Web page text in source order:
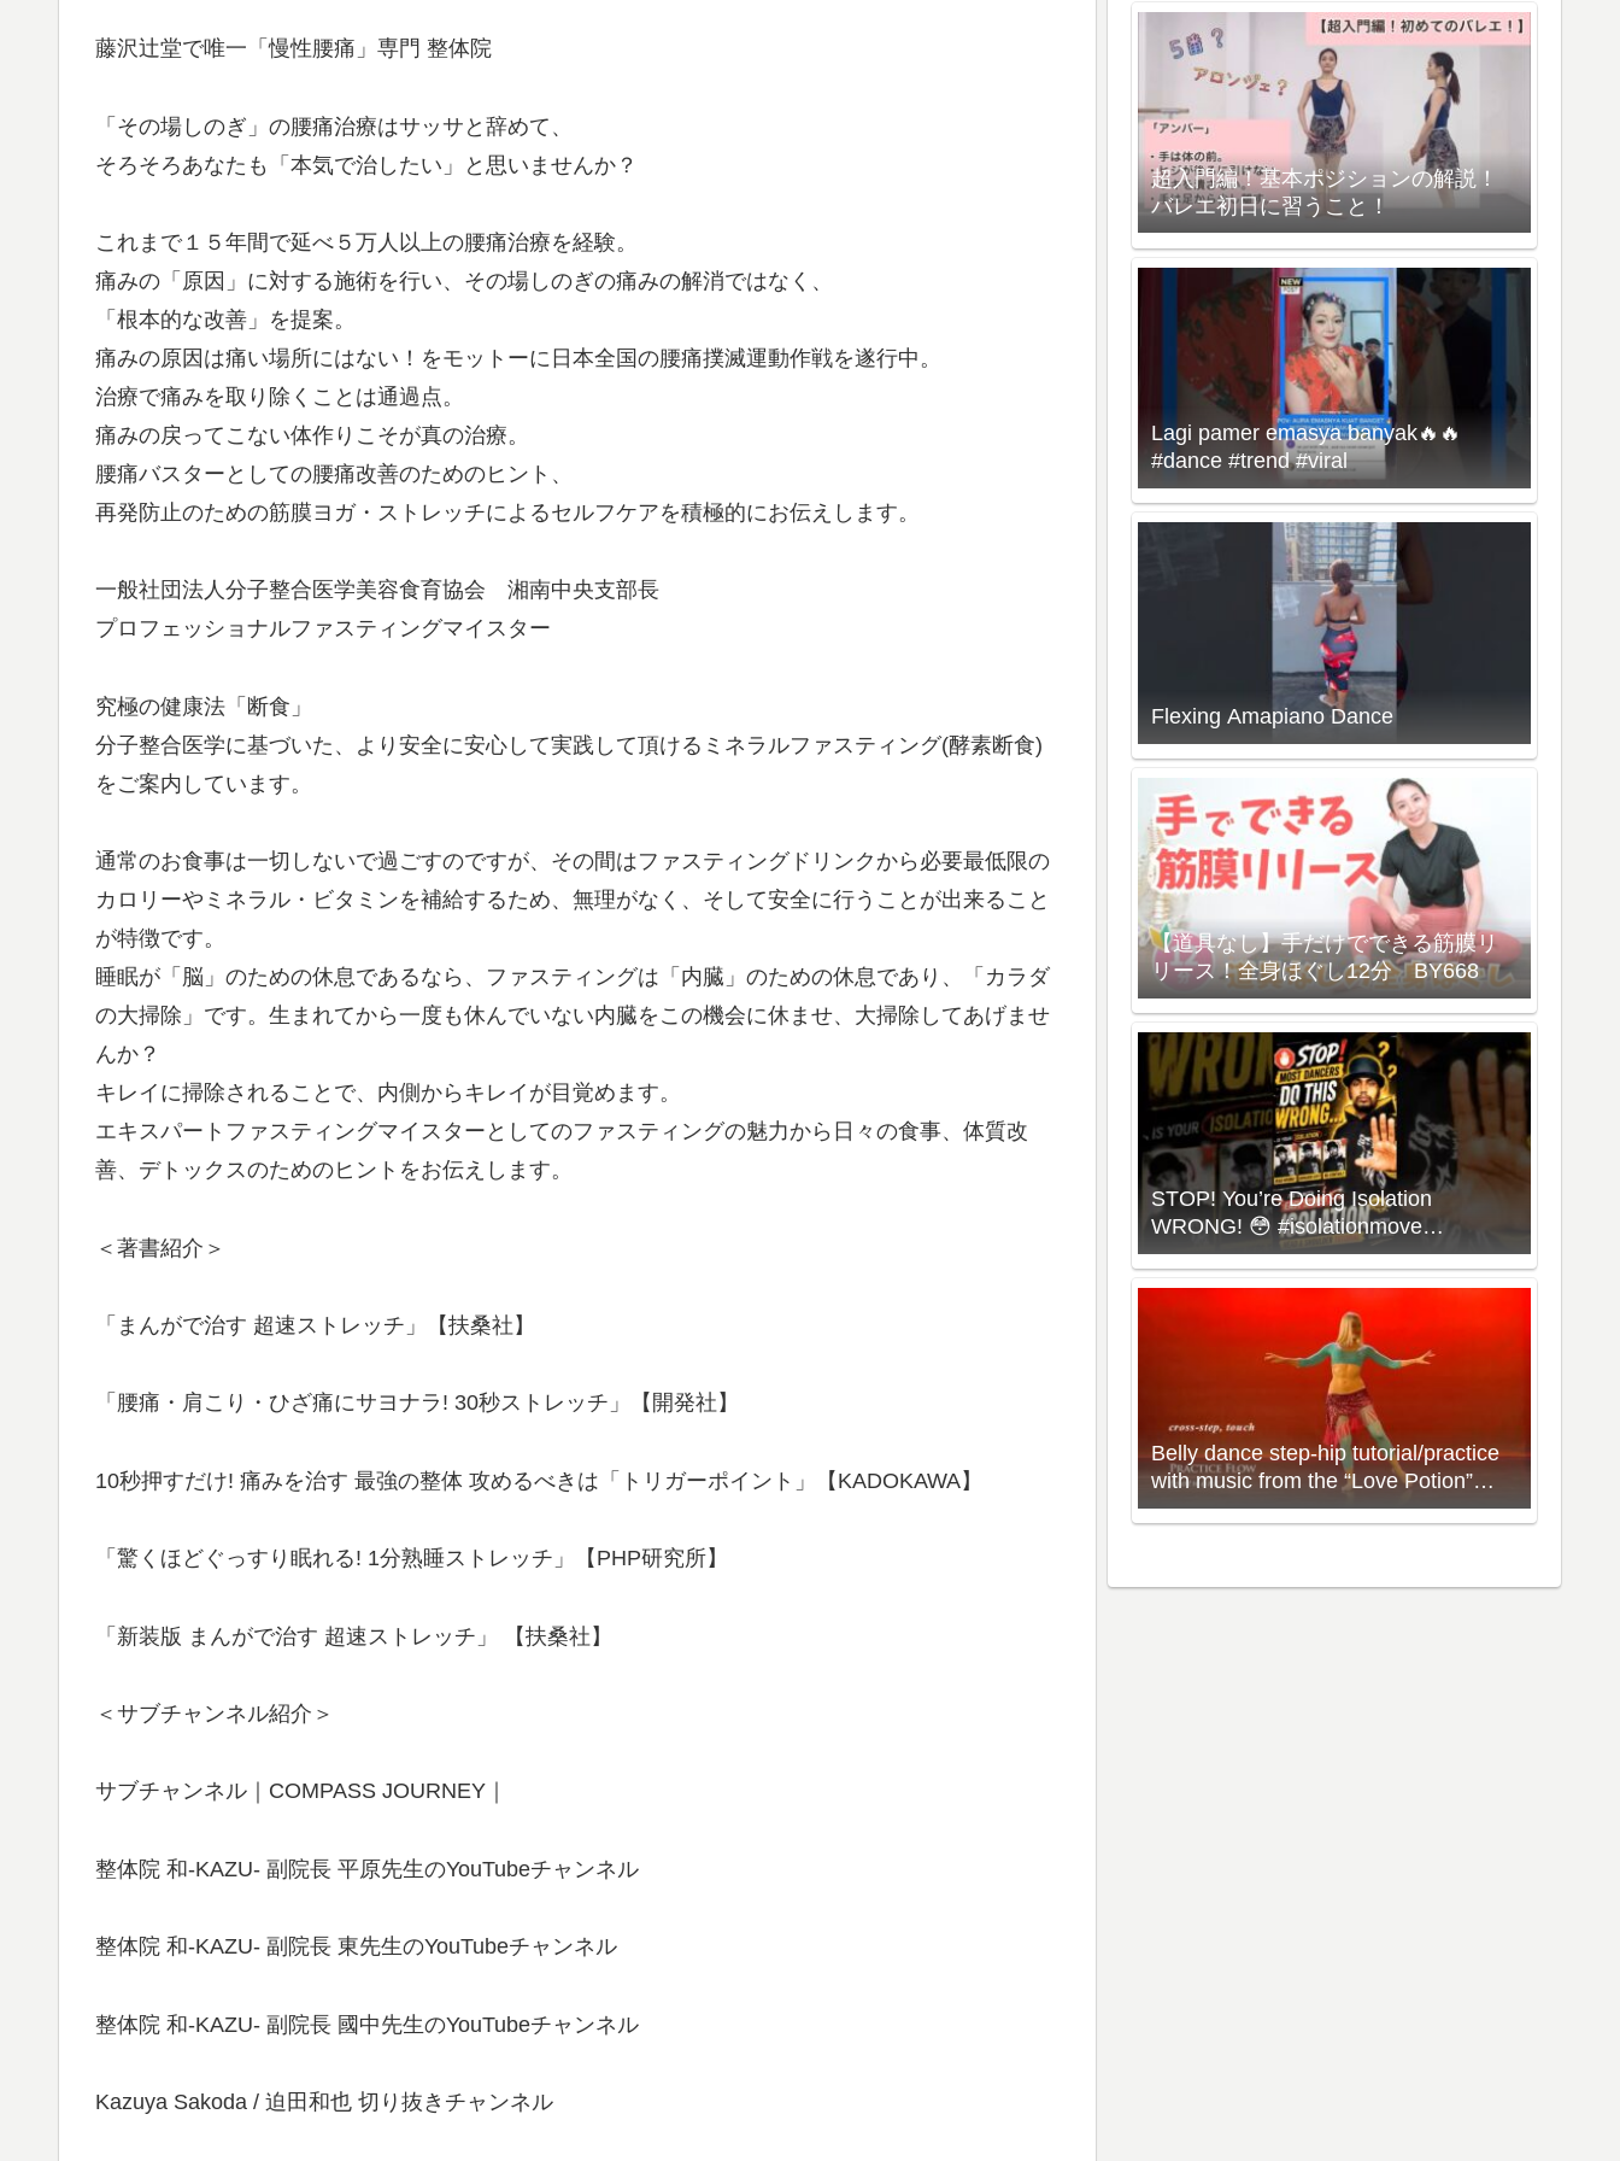
藤沢辻堂で唯一「慢性腰痛」専門 整体院
「その場しのぎ」の腰痛治療はサッサと辞めて、
そろそろあなたも「本気で治したい」と思いませんか？
これまで１５年間で延べ５万人以上の腰痛治療を経験。
痛みの「原因」に対する施術を行い、その場しのぎの痛みの解消ではなく、
「根本的な改善」を提案。
痛みの原因は痛い場所にはない！をモットーに日本全国の腰痛撲滅運動作戦を遂行中。
治療で痛みを取り除くことは通過点。
痛みの戻ってこない体作りこそが真の治療。
腰痛バスターとしての腰痛改善のためのヒント、
再発防止のための筋膜ヨガ・ストレッチによるセルフケアを積極的にお伝えします。
一般社団法人分子整合医学美容食育協会 湘南中央支部長
プロフェッショナルファスティングマイスター
究極の健康法「断食」
分子整合医学に基づいた、より安全に安心して実践して頂けるミネラルファスティング(酵素断食)
をご案内しています。
通常のお食事は一切しないで過ごすのですが、その間はファスティングドリンクから必要最低限の
カロリーやミネラル・ビタミンを補給するため、無理がなく、そして安全に行うことが出来ること
が特徴です。
睡眠が「脳」のための休息であるなら、ファスティングは「内臓」のための休息であり、「カラダ
の大掃除」です。生まれてから一度も休んでいない内臓をこの機会に休ませ、大掃除してあげませ
んか？
キレイに掃除されることで、内側からキレイが目覚めます。
エキスパートファスティングマイスターとしてのファスティングの魅力から日々の食事、体質改
善、デトックスのためのヒントをお伝えします。
＜著書紹介＞
「まんがで治す 超速ストレッチ」【扶桑社】
「腰痛・肩こり・ひざ痛にサヨナラ! 30秒ストレッチ」【開発社】
10秒押すだけ! 痛みを治す 最強の整体 攻めるべきは「トリガーポイント」【KADOKAWA】
「驚くほどぐっすり眠れる! 1分熟睡ストレッチ」【PHP研究所】
「新装版 まんがで治す 超速ストレッチ」 【扶桑社】
＜サブチャンネル紹介＞
サブチャンネル｜COMPASS JOURNEY｜
整体院 和-KAZU- 副院長 平原先生のYouTubeチャンネル
整体院 和-KAZU- 副院長 東先生のYouTubeチャンネル
整体院 和-KAZU- 副院長 國中先生のYouTubeチャンネル
Kazuya Sakoda / 迫田和也 切り抜きチャンネル
超入門編！基本ポジションの解説！
バレエ初日に習うこと！
Lagi pamer emasya banyak🔥🔥
#dance #trend #viral
Flexing Amapiano Dance
【道具なし】手だけでできる筋膜リ
リース！全身ほぐし12分 BY668
STOP! You’re Doing Isolation
WRONG! 😳 #isolationmove
#animationdance #poppingdance
Belly dance step-hip tutorial/practice
with music from the “Love Potion”
Workout with Neon